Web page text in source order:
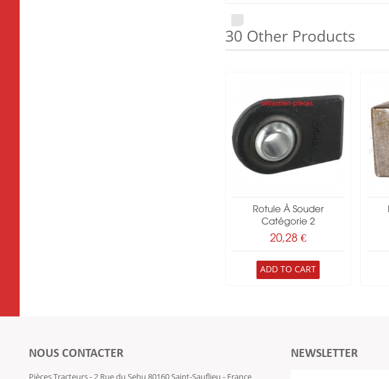
30 Other Products
Rotule À Souder
Catégorie 2
20,28 €
ADD TO CART
NOUS CONTACTER NEWSLETTER